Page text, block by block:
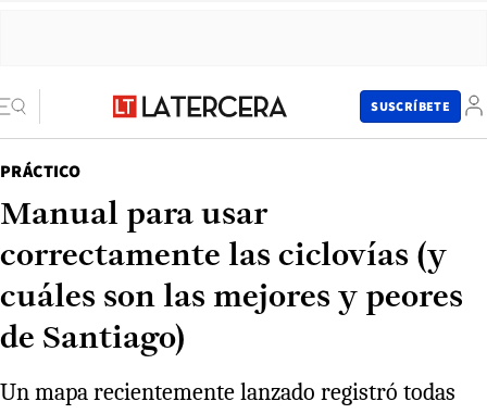
SUSCRÍBETE
PRÁCTICO
Manual para usar
correctamente las ciclovías (y
cuáles son las mejores y peores
de Santiago)
Un mapa recientemente lanzado registró todas